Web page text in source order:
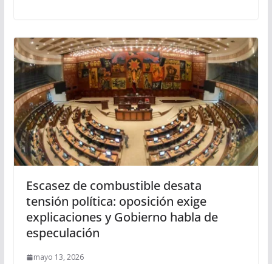
Escasez de combustible desata
tensión política: oposición exige
explicaciones y Gobierno habla de
especulación
mayo 13, 2026